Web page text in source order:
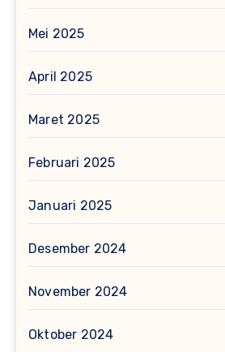
Mei 2025
April 2025
Maret 2025
Februari 2025
Januari 2025
Desember 2024
November 2024
Oktober 2024